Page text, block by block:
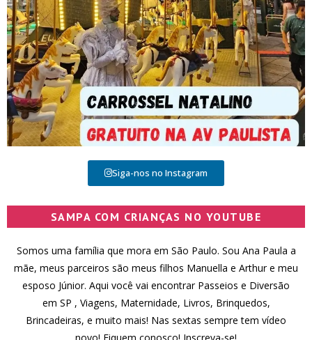
Siga-nos no Instagram
SAMPA COM CRIANÇAS NO YOUTUBE
Somos uma família que mora em São Paulo. Sou Ana Paula a
mãe, meus parceiros são meus filhos Manuella e Arthur e meu
esposo Júnior. Aqui você vai encontrar Passeios e Diversão
em SP , Viagens, Maternidade, Livros, Brinquedos,
Brincadeiras, e muito mais! Nas sextas sempre tem vídeo